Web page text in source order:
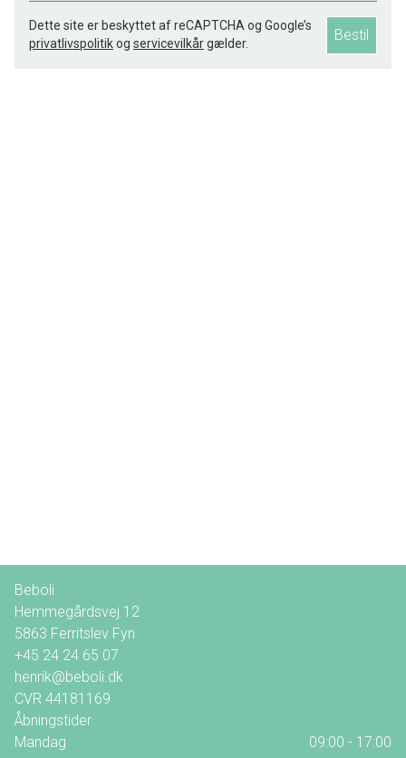
Dette site er beskyttet af reCAPTCHA og Google’s
privatlivspolitikog servicevilkårgælder. Bestil
Beboli
Hemmegårdsvej 12
5863 Ferritslev Fyn
+45 24 24 65 07
henrik@beboli.dk
CVR 44181169
Åbningstider
Mandag
09:00 - 17:00